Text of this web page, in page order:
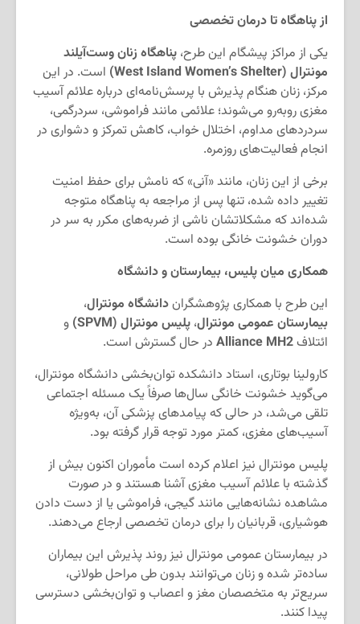
از پناهگاه تا درمان تخصصی
یکی از مراکز پیشگام این طرح، پناهگاه زنان وست‌آیلند
مونترال (West Island Women’s Shelter)
است. در این
مرکز، زنان هنگام پذیرش با پرسش‌نامه‌ای درباره علائم آسیب
مغزی روبه‌رو می‌شوند؛ علائمی مانند فراموشی، سردرگمی،
سردردهای مداوم، اختلال خواب، کاهش تمرکز و دشواری در
انجام فعالیت‌های روزمره.
برخی از این زنان، مانند «آنی» که نامش برای حفظ امنیت
تغییر داده شده، تنها پس از مراجعه به پناهگاه متوجه
شده‌اند که مشکلاتشان ناشی از ضربه‌های مکرر به سر در
دوران خشونت خانگی بوده است.
همکاری میان پلیس، بیمارستان و دانشگاه
این طرح با همکاری پژوهشگراندانشگاه مونترال،
بیمارستان عمومی مونترال، پلیس مونترال (SPVM)
و
ائتلافAlliance MH2 در حال گسترش است.
کارولینا بوتاری، استاد دانشکده توان‌بخشی دانشگاه مونترال،
می‌گوید خشونت خانگی سال‌ها صرفاً یک مسئله اجتماعی
تلقی می‌شد، در حالی که پیامدهای پزشکی آن، به‌ویژه
آسیب‌های مغزی، کمتر مورد توجه قرار گرفته بود.
پلیس مونترال نیز اعلام کرده است مأموران اکنون بیش از
گذشته با علائم آسیب مغزی آشنا هستند و در صورت
مشاهده نشانه‌هایی مانند گیجی، فراموشی یا از دست دادن
هوشیاری، قربانیان را برای درمان تخصصی ارجاع می‌دهند.
در بیمارستان عمومی مونترال نیز روند پذیرش این بیماران
ساده‌تر شده و زنان می‌توانند بدون طی مراحل طولانی،
سریع‌تر به متخصصان مغز و اعصاب و توان‌بخشی دسترسی
پیدا کنند.